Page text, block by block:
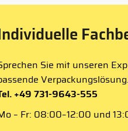
Sie mit unseren
+49 731-9643-555
– Fr: 08:00–12:00 und